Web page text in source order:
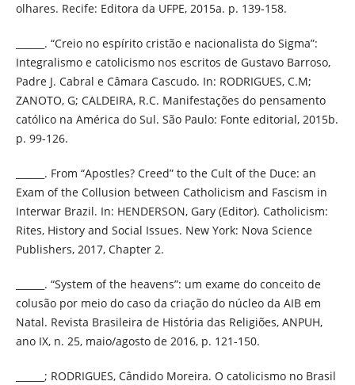
olhares. Recife: Editora da UFPE, 2015a. p. 139-158.
______. “Creio no espírito cristão e nacionalista do Sigma”:
Integralismo e catolicismo nos escritos de Gustavo Barroso,
Padre J. Cabral e Câmara Cascudo. In: RODRIGUES, C.M;
ZANOTO, G; CALDEIRA, R.C. Manifestações do pensamento
católico na América do Sul. São Paulo: Fonte editorial, 2015b.
p. 99-126.
______. From “Apostles? Creed” to the Cult of the Duce: an
Exam of the Collusion between Catholicism and Fascism in
Interwar Brazil. In: HENDERSON, Gary (Editor). Catholicism:
Rites, History and Social Issues. New York: Nova Science
Publishers, 2017, Chapter 2.
______. “System of the heavens”: um exame do conceito de
colusão por meio do caso da criação do núcleo da AIB em
Natal. Revista Brasileira de História das Religiões, ANPUH,
ano IX, n. 25, maio/agosto de 2016, p. 121-150.
______; RODRIGUES, Cândido Moreira. O catolicismo no Brasil